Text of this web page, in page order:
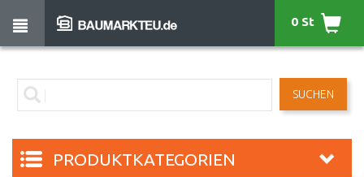
SUCHEN
0 St
PRODUKTKATEGORIEN